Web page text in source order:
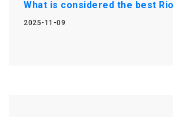
What is considered the best
2025-11-09